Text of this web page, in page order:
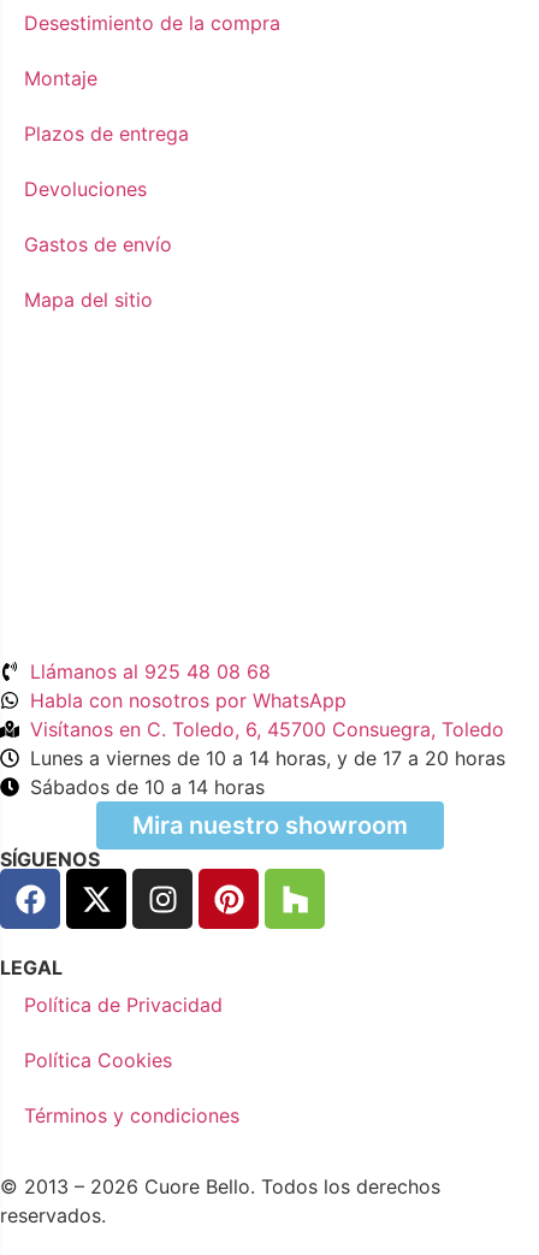
Desestimiento de la compra
Montaje
Plazos de entrega
Devoluciones
Gastos de envío
Mapa del sitio
Llámanos al 925 48 08 68
Habla con nosotros por WhatsApp
Visítanos en C. Toledo, 6, 45700 Consuegra, Toledo
Lunes a viernes de 10 a 14 horas, y de 17 a 20 horas
Sábados de 10 a 14 horas
Mira nuestro showroom
SÍGUENOS
LEGAL
Política de Privacidad
Política Cookies
Términos y condiciones
© 2013 – 2026 Cuore Bello. Todos los derechos
reservados.